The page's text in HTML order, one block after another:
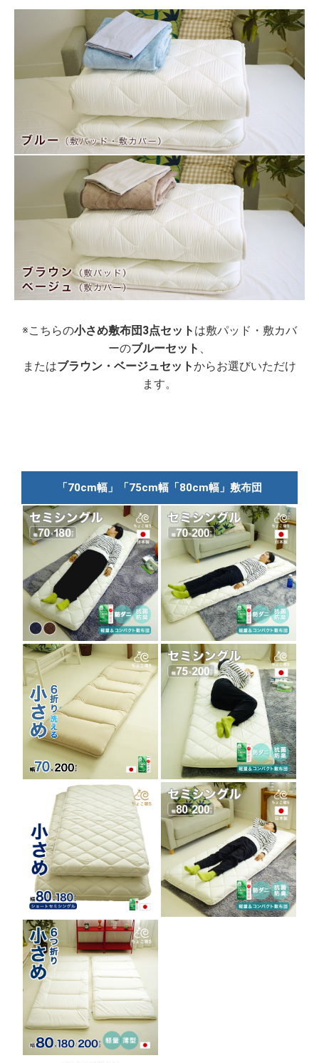
※こちらの小さめ敷布団3点セット は敷パッド・敷カバ
ーのブルーセット 、
またはブラウン・ベージュセットからお選びいただけ
ます。